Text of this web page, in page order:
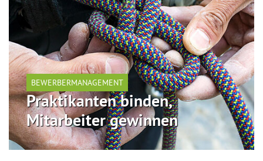
BEWERBERMANAGEMENT
Praktikanten binden,
Mitarbeiter gewinnen